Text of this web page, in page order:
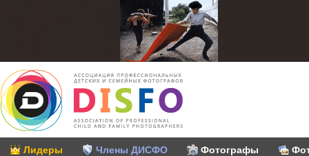
Лидеры Члены ДИСФО Фотографы